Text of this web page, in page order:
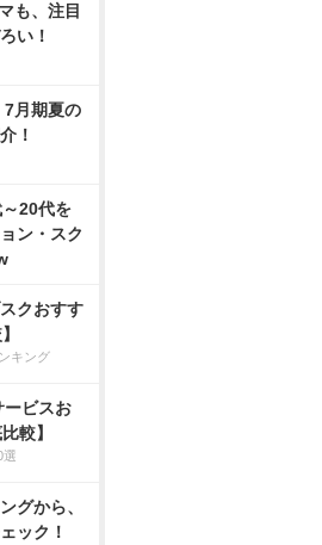
も、注目
い！
7月期夏の
！
20代を
ン・スク
クおすす
キング
ービスお
較】
選
グから、
ック！